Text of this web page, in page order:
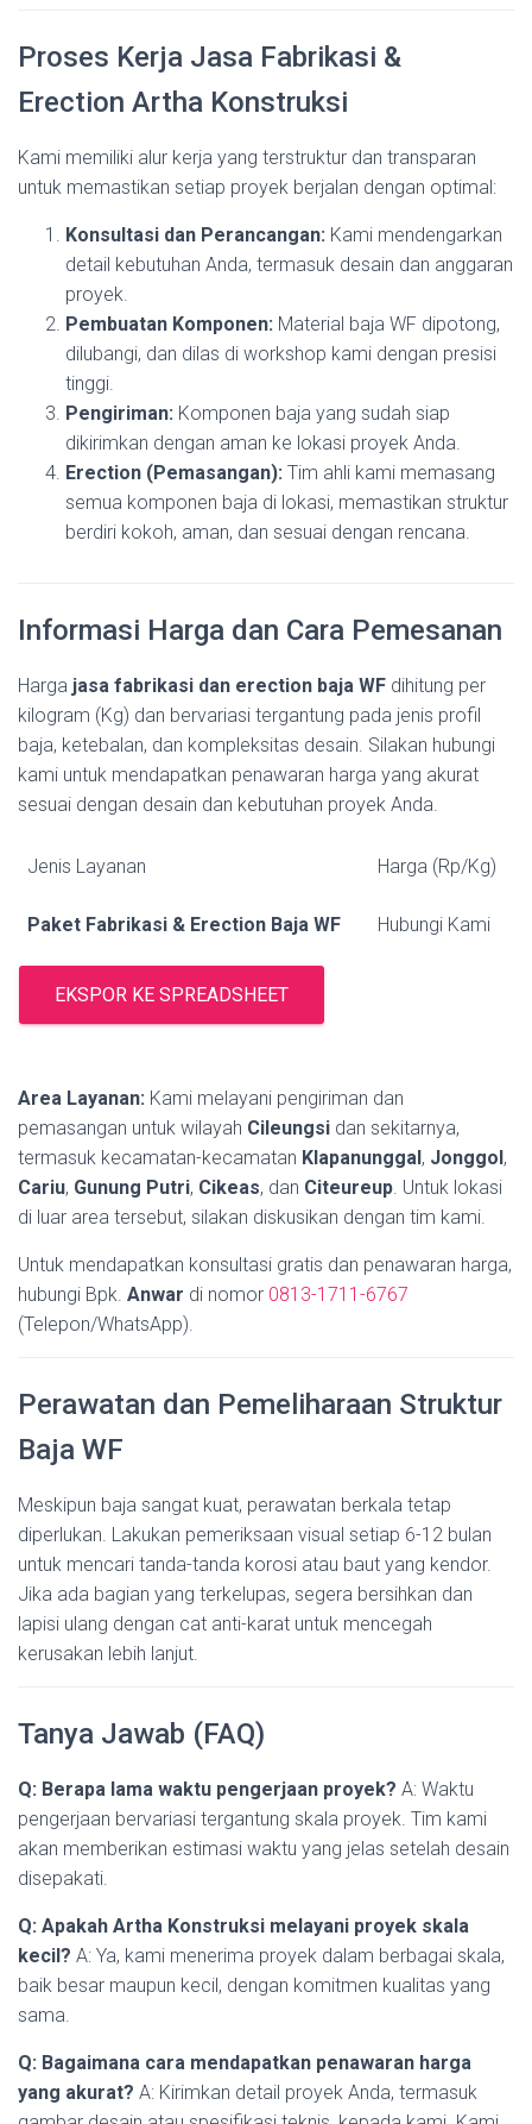
Proses Kerja Jasa Fabrikasi &
Erection Artha Konstruksi
Kami memiliki alur kerja yang terstruktur dan transparan
untuk memastikan setiap proyek berjalan dengan optimal:
Konsultasi dan Perancangan: Kami mendengarkan
detail kebutuhan Anda, termasuk desain dan anggaran
proyek.
Pembuatan Komponen: Material baja WF dipotong,
dilubangi, dan dilas di workshop kami dengan presisi
tinggi.
Pengiriman: Komponen baja yang sudah siap
dikirimkan dengan aman ke lokasi proyek Anda.
Erection (Pemasangan): Tim ahli kami memasang
semua komponen baja di lokasi, memastikan struktur
berdiri kokoh, aman, dan sesuai dengan rencana.
Informasi Harga dan Cara Pemesanan
Harga jasa fabrikasi dan erection baja WF dihitung per
kilogram (Kg) dan bervariasi tergantung pada jenis profil
baja, ketebalan, dan kompleksitas desain. Silakan hubungi
kami untuk mendapatkan penawaran harga yang akurat
sesuai dengan desain dan kebutuhan proyek Anda.
Jenis Layanan Harga (Rp/Kg)
Paket Fabrikasi & Erection Baja WF Hubungi Kami
EKSPOR KE SPREADSHEET
Area Layanan: Kami melayani pengiriman dan
pemasangan untuk wilayah Cileungsi dan sekitarnya,
termasuk kecamatan-kecamatan Klapanunggal , Jonggol ,
Cariu, Gunung Putri, Cikeas, dan Citeureup. Untuk lokasi
di luar area tersebut, silakan diskusikan dengan tim kami.
Untuk mendapatkan konsultasi gratis dan penawaran harga,
hubungi Bpk. Anwar di nomor 0813-1711-6767
(Telepon/WhatsApp).
Perawatan dan Pemeliharaan Struktur
Baja WF
Meskipun baja sangat kuat, perawatan berkala tetap
diperlukan. Lakukan pemeriksaan visual setiap 6-12 bulan
untuk mencari tanda-tanda korosi atau baut yang kendor.
Jika ada bagian yang terkelupas, segera bersihkan dan
lapisi ulang dengan cat anti-karat untuk mencegah
kerusakan lebih lanjut.
Tanya Jawab (FAQ)
Q: Berapa lama waktu pengerjaan proyek? A: Waktu
pengerjaan bervariasi tergantung skala proyek. Tim kami
akan memberikan estimasi waktu yang jelas setelah desain
disepakati.
Q: Apakah Artha Konstruksi melayani proyek skala
kecil? A: Ya, kami menerima proyek dalam berbagai skala,
baik besar maupun kecil, dengan komitmen kualitas yang
sama.
Q: Bagaimana cara mendapatkan penawaran harga
yang akurat? A: Kirimkan detail proyek Anda, termasuk